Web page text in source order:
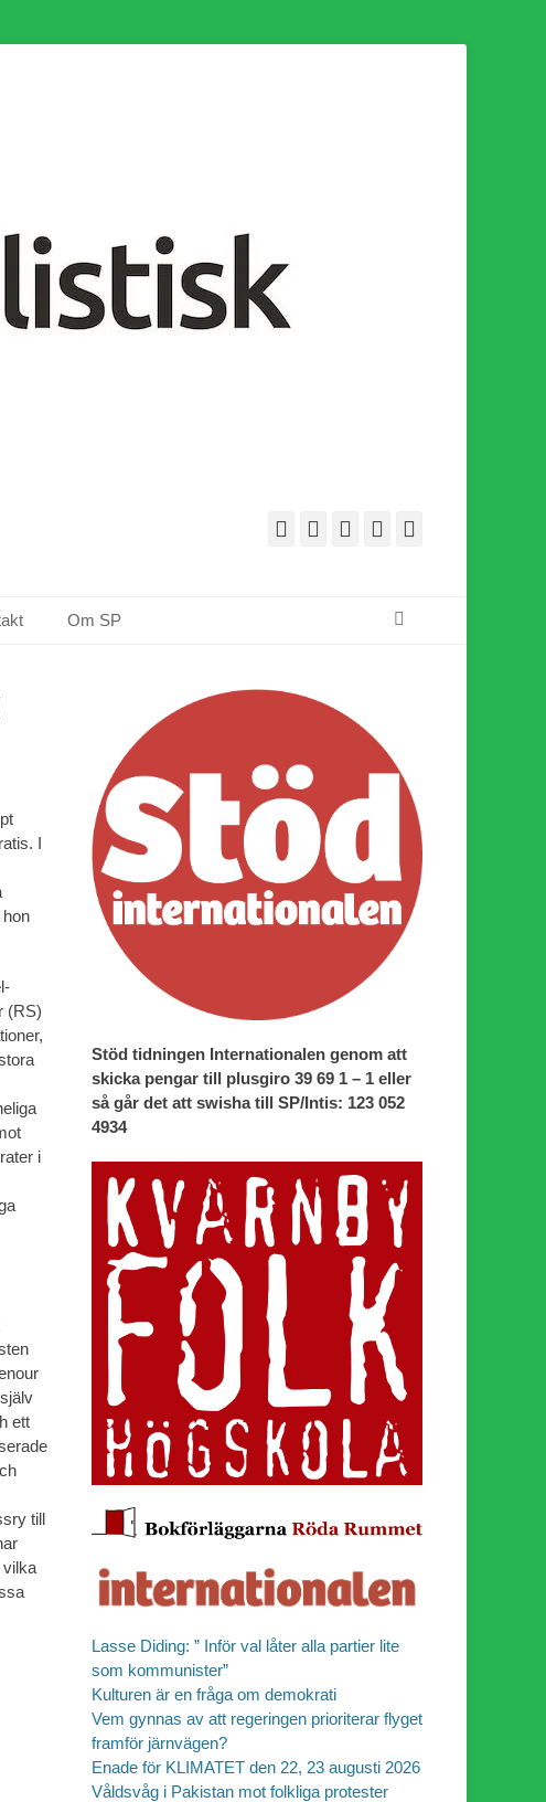
FacebookWebbflöde
Instagram
Om SP
I
(RS)
i
ett
till
vilka
Stöd tidningen Internationalen genom att
skicka pengar till plusgiro 39 69 1 – 1 eller
så går det att swisha till SP/Intis: 123 052
4934
Lasse Diding: ” Inför val låter alla partier lite
som kommunister”
Kulturen är en fråga om demokrati
Vem gynnas av att regeringen prioriterar flyget
framför järnvägen?
Enade för KLIMATET den 22, 23 augusti 2026
Våldsvåg i Pakistan mot folkliga protester